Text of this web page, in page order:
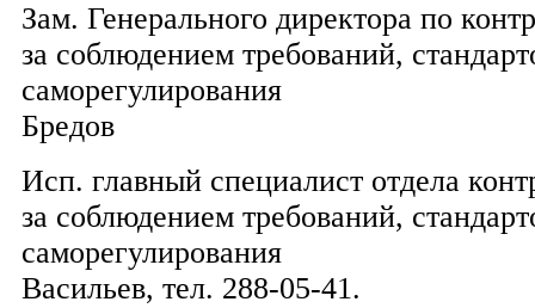
Зам. Генерального директора по
за соблюдением требований,
Бредов
Исп. главный специалист отдела
за соблюдением требований,
Васильев, тел. 288-05-41.